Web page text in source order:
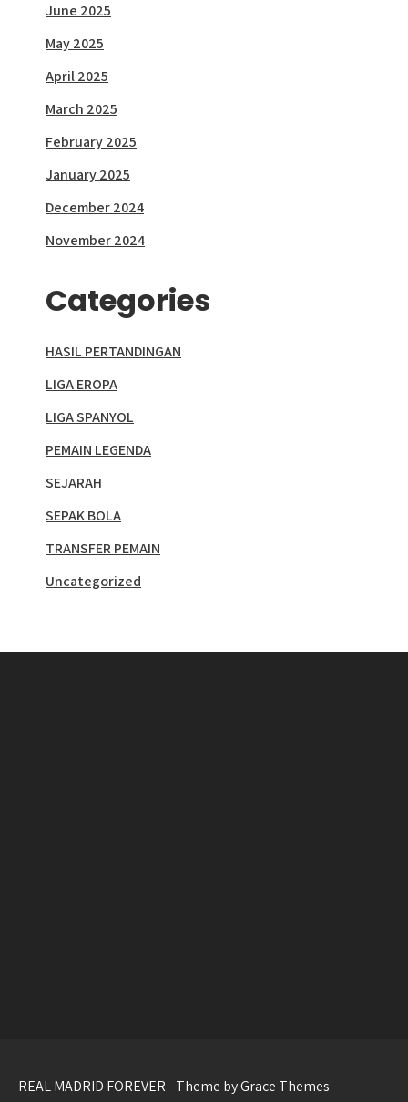
June 2025
May 2025
April 2025
March 2025
February 2025
January 2025
December 2024
November 2024
Categories
HASIL PERTANDINGAN
LIGA EROPA
LIGA SPANYOL
PEMAIN LEGENDA
SEJARAH
SEPAK BOLA
TRANSFER PEMAIN
Uncategorized
REAL MADRID FOREVER - Theme by Grace Themes